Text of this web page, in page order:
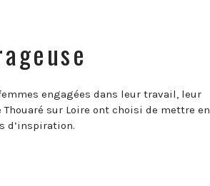
engagées dans leur travail, leur
Thouaré sur Loire ont choisi de mettre en
d’inspiration.